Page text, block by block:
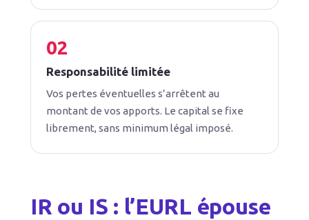
Responsabilité limitée
Vos pertes éventuelles s’arrêtent au
montant de vos apports. Le capital se fixe
librement, sans minimum légal imposé.
IR ou IS : l’EURL épouse